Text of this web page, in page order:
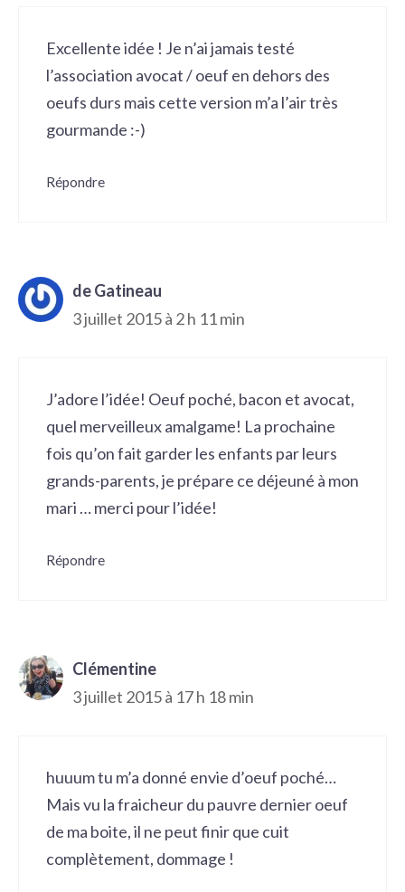
Excellente idée ! Je n’ai jamais testé
l’association avocat / oeuf en dehors des
oeufs durs mais cette version m’a l’air très
gourmande :-)
Répondre
de Gatineau
3 juillet 2015 à 2 h 11 min
J’adore l’idée! Oeuf poché, bacon et avocat,
quel merveilleux amalgame! La prochaine
fois qu’on fait garder les enfants par leurs
grands-parents, je prépare ce déjeuné à mon
mari … merci pour l’idée!
Répondre
Clémentine
3 juillet 2015 à 17 h 18 min
huuum tu m’a donné envie d’oeuf poché…
Mais vu la fraicheur du pauvre dernier oeuf
de ma boite, il ne peut finir que cuit
complètement, dommage !